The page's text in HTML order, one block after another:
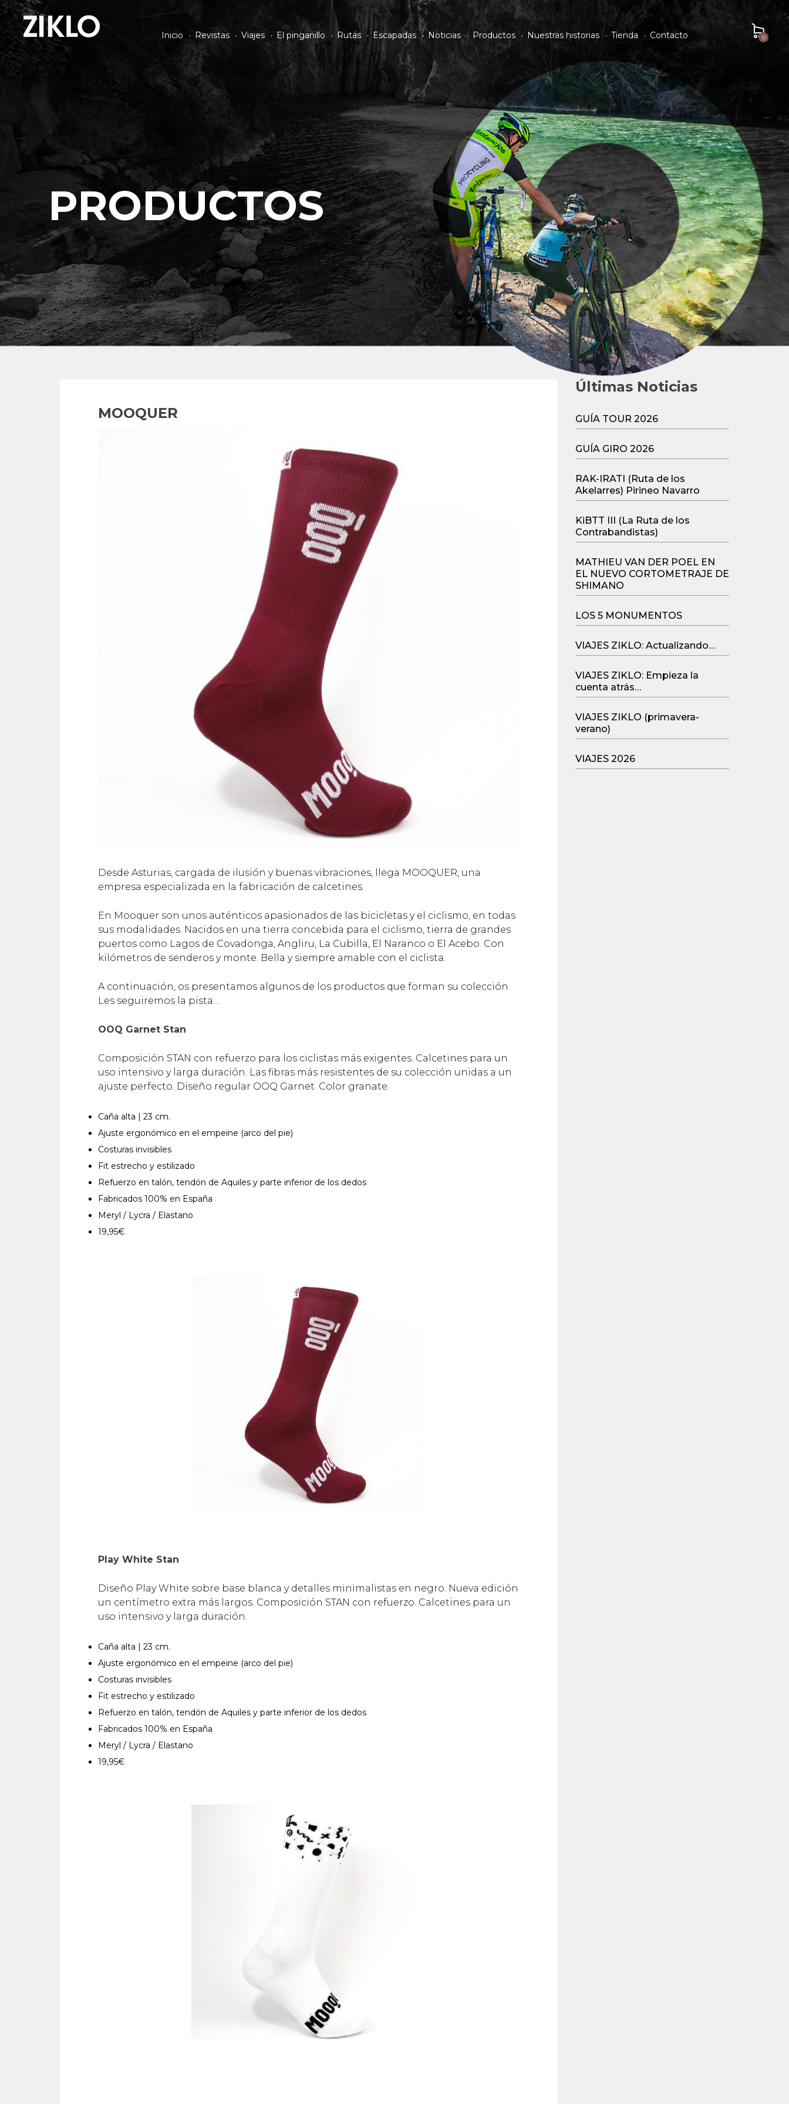
Inicio Revistas Viajes El pinganillo Rutas Escapadas Noticias Productos Nuestras historias Tienda Contacto 0
PRODUCTOS
MOOQUER
Desde Asturias, cargada de ilusión y buenas vibraciones, llega MOOQUER, una
empresa especializada en la fabricación de calcetines.
En Mooquer son unos auténticos apasionados de las bicicletas y el ciclismo, en todas
sus modalidades. Nacidos en una tierra concebida para el ciclismo, tierra de grandes
puertos como Lagos de Covadonga, Angliru, La Cubilla, El Naranco o El Acebo. Con
kilómetros de senderos y monte. Bella y siempre amable con el ciclista.
A continuación, os presentamos algunos de los productos que forman su colección.
Les seguiremos la pista…
OOQ Garnet Stan
Composición STAN con refuerzo para los ciclistas más exigentes. Calcetines para un
uso intensivo y larga duración. Las fibras más resistentes de su colección unidas a un
ajuste perfecto. Diseño regular OOQ Garnet. Color granate.
Caña alta | 23 cm.
Ajuste ergonómico en el empeine (arco del pie)
Costuras invisibles
Fit estrecho y estilizado
Refuerzo en talón, tendón de Aquiles y parte inferior de los dedos
Fabricados 100% en España
Meryl / Lycra / Elastano
19,95€
Play White Stan
Diseño Play White sobre base blanca y detalles minimalistas en negro. Nueva edición
un centímetro extra más largos. Composición STAN con refuerzo. Calcetines para un
uso intensivo y larga duración.
Caña alta | 23 cm.
Ajuste ergonómico en el empeine (arco del pie)
Costuras invisibles
Fit estrecho y estilizado
Refuerzo en talón, tendón de Aquiles y parte inferior de los dedos
Fabricados 100% en España
Meryl / Lycra / Elastano
19,95€
Últimas Noticias
GUÍA TOUR 2026
GUÍA GIRO 2026
RAK-IRATI (Ruta de los
Akelarres) Pirineo Navarro
KiBTT III (La Ruta de los
Contrabandistas)
MATHIEU VAN DER POEL EN
EL NUEVO CORTOMETRAJE DE
SHIMANO
LOS 5 MONUMENTOS
VIAJES ZIKLO: Actualizando…
VIAJES ZIKLO: Empieza la
cuenta atrás…
VIAJES ZIKLO (primavera-
verano)
VIAJES 2026